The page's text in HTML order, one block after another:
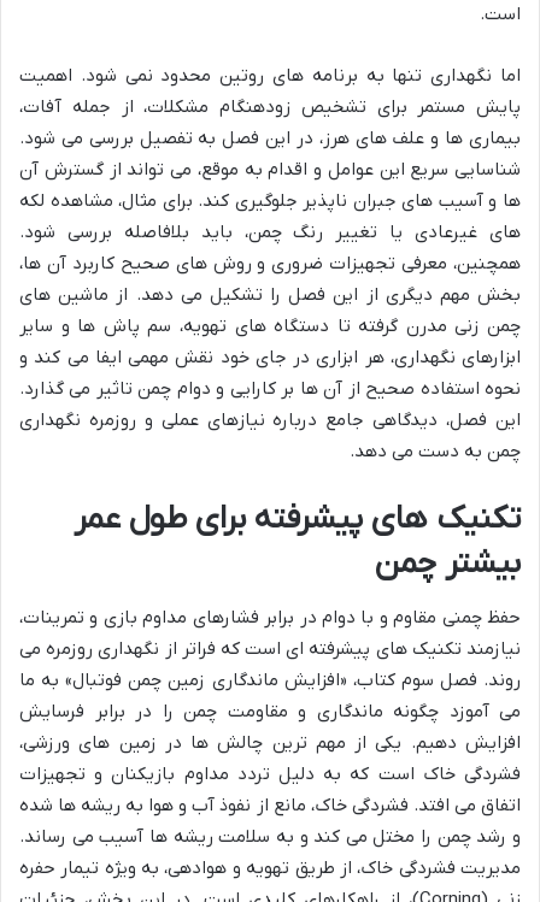
است.
اما نگهداری تنها به برنامه های روتین محدود نمی شود. اهمیت
پایش مستمر برای تشخیص زودهنگام مشکلات، از جمله آفات،
بیماری ها و علف های هرز، در این فصل به تفصیل بررسی می شود.
شناسایی سریع این عوامل و اقدام به موقع، می تواند از گسترش آن
ها و آسیب های جبران ناپذیر جلوگیری کند. برای مثال، مشاهده لکه
های غیرعادی یا تغییر رنگ چمن، باید بلافاصله بررسی شود.
همچنین، معرفی تجهیزات ضروری و روش های صحیح کاربرد آن ها،
بخش مهم دیگری از این فصل را تشکیل می دهد. از ماشین های
چمن زنی مدرن گرفته تا دستگاه های تهویه، سم پاش ها و سایر
ابزارهای نگهداری، هر ابزاری در جای خود نقش مهمی ایفا می کند و
نحوه استفاده صحیح از آن ها بر کارایی و دوام چمن تاثیر می گذارد.
این فصل، دیدگاهی جامع درباره نیازهای عملی و روزمره نگهداری
چمن به دست می دهد.
تکنیک های پیشرفته برای طول عمر
بیشتر چمن
حفظ چمنی مقاوم و با دوام در برابر فشارهای مداوم بازی و تمرینات،
نیازمند تکنیک های پیشرفته ای است که فراتر از نگهداری روزمره می
روند. فصل سوم کتاب، «افزایش ماندگاری زمین چمن فوتبال» به ما
می آموزد چگونه ماندگاری و مقاومت چمن را در برابر فرسایش
افزایش دهیم. یکی از مهم ترین چالش ها در زمین های ورزشی،
فشردگی خاک است که به دلیل تردد مداوم بازیکنان و تجهیزات
اتفاق می افتد. فشردگی خاک، مانع از نفوذ آب و هوا به ریشه ها شده
و رشد چمن را مختل می کند و به سلامت ریشه ها آسیب می رساند.
مدیریت فشردگی خاک، از طریق تهویه و هوادهی، به ویژه تیمار حفره